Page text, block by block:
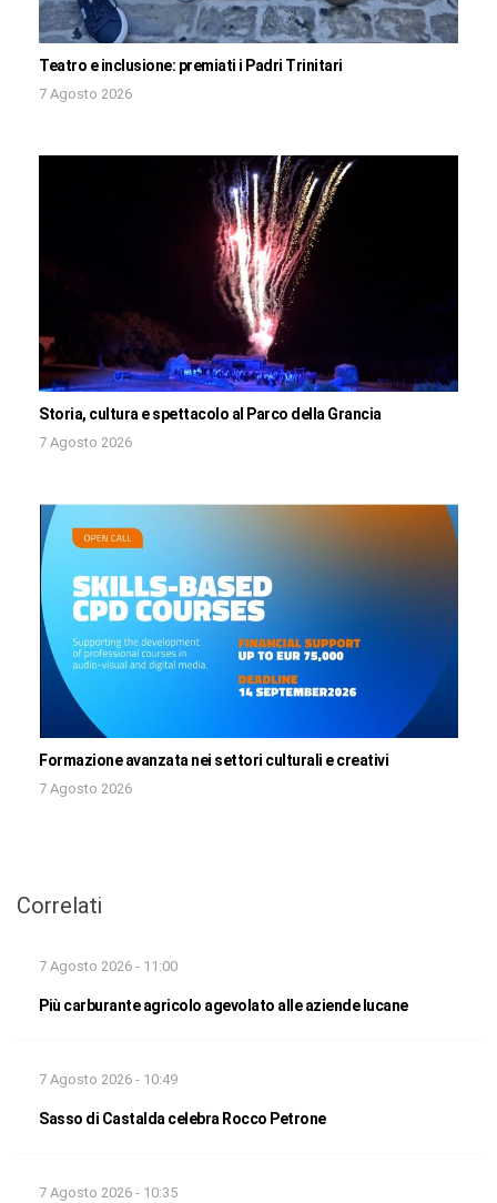
Teatro e inclusione: premiati i Padri Trinitari
7 Agosto 2026
Storia, cultura e spettacolo al Parco della Grancia
7 Agosto 2026
Formazione avanzata nei settori culturali e creativi
7 Agosto 2026
Correlati
7 Agosto 2026 - 11:00
Più carburante agricolo agevolato alle aziende lucane
7 Agosto 2026 - 10:49
Sasso di Castalda celebra Rocco Petrone
7 Agosto 2026 - 10:35